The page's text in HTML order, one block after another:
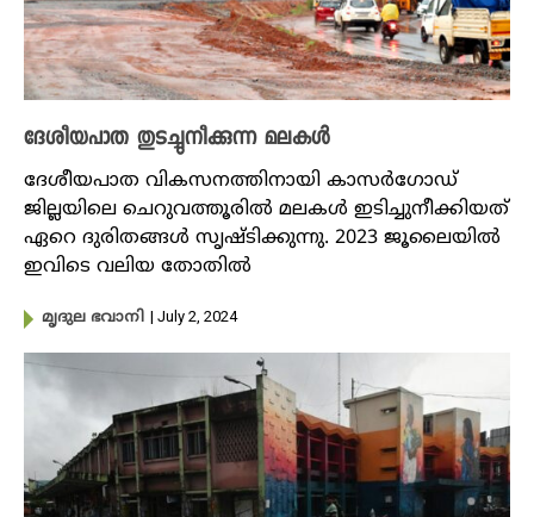
ദേശീയപാത തുടച്ചുനീക്കുന്ന മലകൾ
ദേശീയപാത വികസനത്തിനായി കാസർഗോഡ്
ജില്ലയിലെ ചെറുവത്തൂരിൽ മലകൾ ഇടിച്ചുനീക്കിയത്
ഏറെ ദുരിതങ്ങൾ സൃഷ്ടിക്കുന്നു. 2023 ജൂലൈയിൽ
ഇവിടെ വലിയ തോതിൽ
മൃദുല ഭവാനി | July 2, 2024